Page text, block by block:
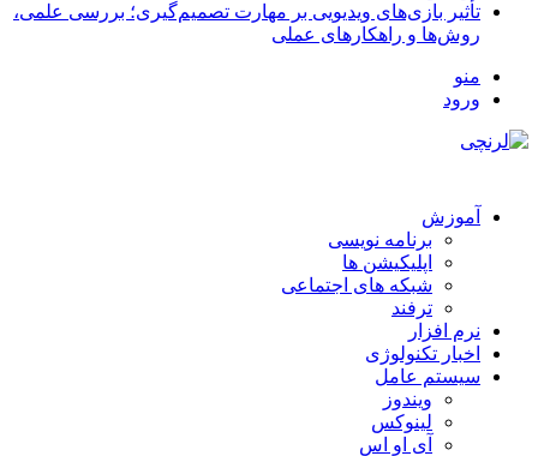
تأثیر بازی‌های ویدیویی بر مهارت تصمیم‌گیری؛ بررسی علمی،
روش‌ها و راهکارهای عملی
منو
ورود
آموزش
برنامه نویسی
اپلیکیشن ها
شبکه های اجتماعی
ترفند
نرم افزار
اخبار تکنولوژی
سیستم عامل
ویندوز
لینوکس
آی او اس